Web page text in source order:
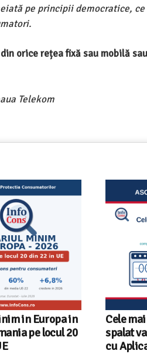
pe principii democratice, ce
orice rețea fixă sau mobilă
Telekom
masini de
independente
InfoCons
Ghid
alegi